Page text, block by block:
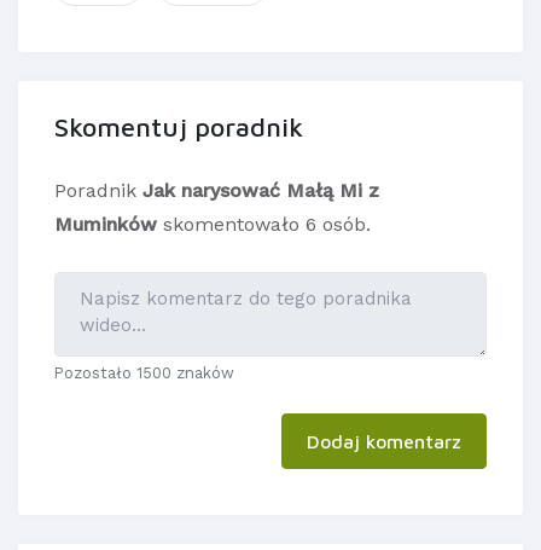
Skomentuj poradnik
Poradnik Jak narysować Małą Mi z
Muminków skomentowało 6 osób.
Pozostało 1500 znaków
Dodaj komentarz